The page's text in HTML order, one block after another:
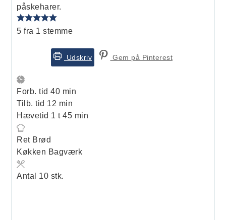
påskeharer.
5 fra 1 stemme
Udskriv Gem på Pinterest
Forb. tid40minutter
min
Tilb. tid 12 minutter
min
Hævetid 1 time
t 45minutter
min
Ret Brød
Køkken Bagværk
Antal 10 stk.